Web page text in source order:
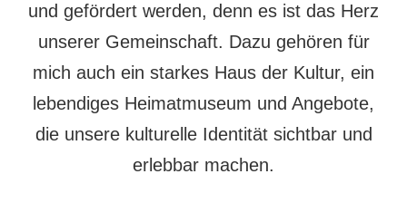
und gefördert werden, denn es ist das Herz
unserer Gemeinschaft. Dazu gehören für
mich auch ein starkes Haus der Kultur, ein
lebendiges Heimatmuseum und Angebote,
die unsere kulturelle Identität sichtbar und
erlebbar machen.